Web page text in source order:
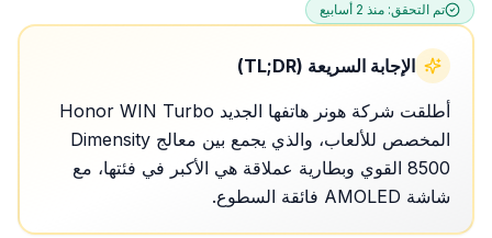
تم التحقق: منذ 2 أسابيع
الإجابة السريعة (TL;DR)
أطلقت شركة هونر هاتفها الجديد Honor WIN Turbo
المخصص للألعاب، والذي يجمع بين معالج Dimensity
8500 القوي وبطارية عملاقة هي الأكبر في فئتها، مع
شاشة AMOLED فائقة السطوع.